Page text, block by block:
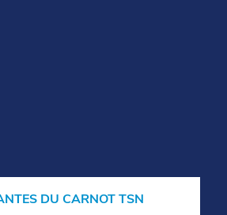
DU CARNOT TSN